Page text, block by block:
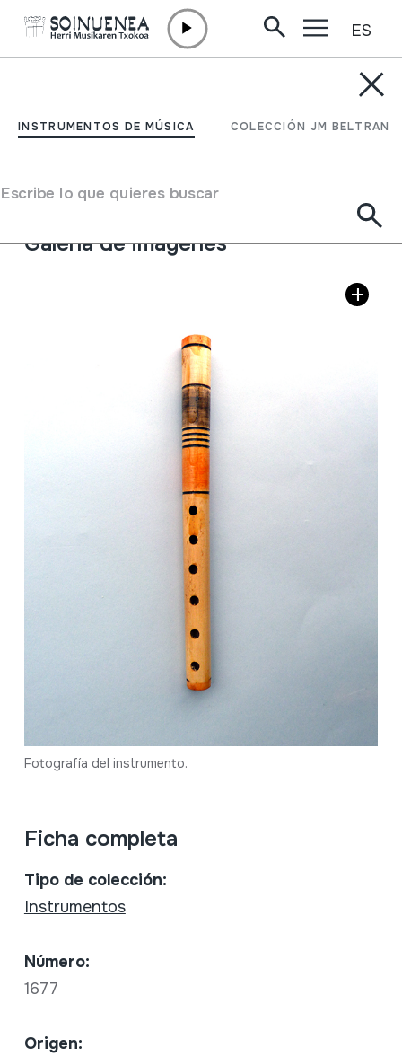
INSTRUMENTOS DE MÚSICA COLECCIÓN JM BELTRAN
Escribe lo que quieres buscar
ES
FLUIER
Tipo de Instrumento de música
Aerófonos
Flautas
Galería de imágenes
Fotografía del instrumento.
Ficha completa
Tipo de colección:
Instrumentos
Número:
1677
Origen: